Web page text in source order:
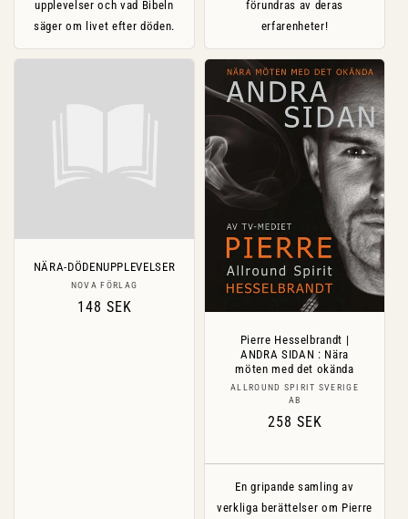
upplevelser och vad Bibeln
säger om livet efter döden.
förundras av deras
erfarenheter!
NÄRA-DÖDENUPPLEVELSER
Säljare:
NOVA FÖRLAG
Ordinarie
148 SEK
Pierre Hesselbrandt |
ANDRA SIDAN : Nära
möten med det okända
Säljare:
ALLROUND SPIRIT SVERIGE
AB
Ordinarie
258 SEK
En gripande samling av
verkliga berättelser om Pierre